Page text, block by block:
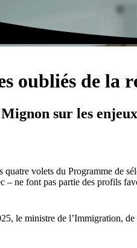
oubliés de la
sur les
quatre volets du Programme de
– ne font pas partie des profils
le ministre de l’Immigration,